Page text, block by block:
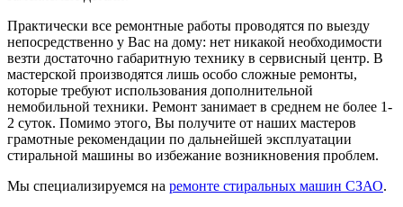
Практически все ремонтные работы проводятся по выезду
непосредственно у Вас на дому: нет никакой необходимости
везти достаточно габаритную технику в сервисный центр. В
мастерской производятся лишь особо сложные ремонты,
которые требуют использования дополнительной
немобильной техники. Ремонт занимает в среднем не более 1-
2 суток. Помимо этого, Вы получите от наших мастеров
грамотные рекомендации по дальнейшей эксплуатации
стиральной машины во избежание возникновения проблем.
Мы специализируемся на ремонте стиральных машин СЗАО.